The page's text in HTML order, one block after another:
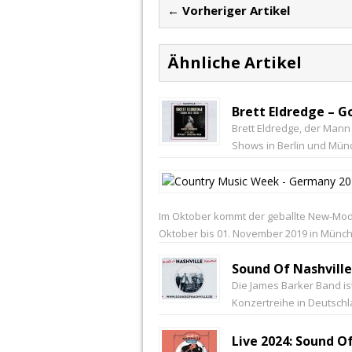
← Vorheriger Artikel
Ähnliche Artikel
Brett Eldredge –
Brett Eldredge, der
Shows in Berlin und
Im Oktober kommt der geballte New-
Oktober bis 01. November 2019 in
Sound Of
Die James Barker Band
Konzertreihe in
Live 2024: Sound